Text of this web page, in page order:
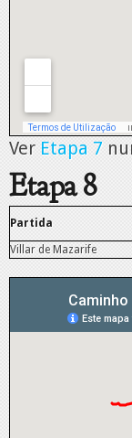
Ver Etapa 7
Etapa 8
Partida
Villar de Mazarife